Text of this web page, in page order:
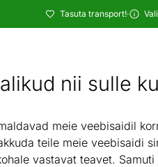
nii sulle
meie veebisaidil
teile meie veebisaidi
vastavat teavet.
Tasuta transport!·